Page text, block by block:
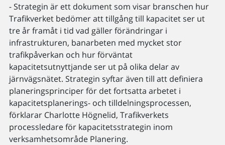
- Strategin är ett dokument som visar branschen hur
Trafikverket bedömer att tillgång till kapacitet ser ut
tre år framåt i tid vad gäller förändringar i
infrastrukturen, banarbeten med mycket stor
trafikpåverkan och hur förväntat
kapacitetsutnyttjande ser ut på olika delar av
järnvägsnätet. Strategin syftar även till att definiera
planeringsprinciper för det fortsatta arbetet i
kapacitetsplanerings- och tilldelningsprocessen,
förklarar Charlotte Högnelid, Trafikverkets
processledare för kapacitetsstrategin inom
verksamhetsområde Planering.